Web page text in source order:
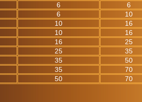
6
6
6
10
10
16
10
16
16
25
25
35
35
50
35
70
50 70